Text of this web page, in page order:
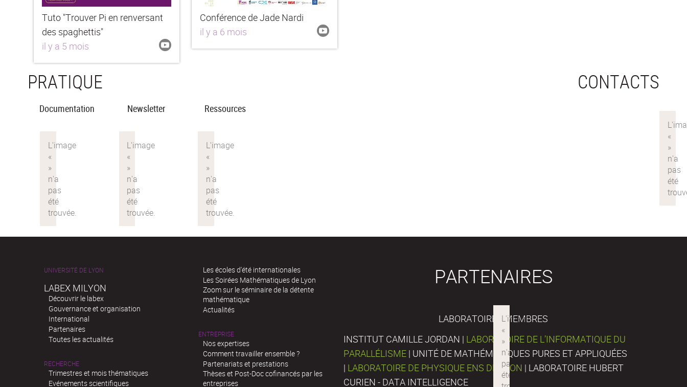
Tuto "Trouver Pi en renversant
des spaghettis"
il y a 5 mois
Conférence de Jade Nardi
il y a 6 mois
PRATIQUE
Documentation Newsletter Ressources
CONTACTS
UNIVERSITÉ DE LYON
LABEX MILYON
Découvrir le labex
Gouvernance et organisation
International
Partenaires
Toutes les actualités
RECHERCHE
Trimestres et mois thématiques
Evénements scientifiques
Les écoles d'été internationales
Les Soirées Mathématiques de Lyon
Zoom sur le séminaire de la détente
mathématique
Actualités
ENTREPRISE
Nos expertises
Comment travailler ensemble ?
Partenariats et prestations
Thèses et Post-Doc cofinancés par les
entreprises
PARTENAIRES
LABORATOIRES MEMBRES
INSTITUT CAMILLE JORDAN | LABORATOIRE DE L’INFORMATIQUE DU
PARALLÉLISME | UNITÉ DE MATHÉMATIQUES PURES ET APPLIQUÉES
| LABORATOIRE DE PHYSIQUE ENS DE LYON | LABORATOIRE HUBERT
CURIEN - DATA INTELLIGENCE